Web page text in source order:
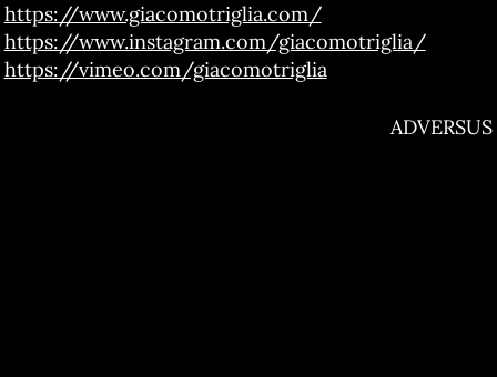
https://www.giacomotriglia.com/
https://www.instagram.com/giacomotriglia/
https://vimeo.com/giacomotriglia
ADVERSUS